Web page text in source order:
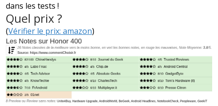
dans les tests !
Quel prix ?
(Vérifier le prix: amazon)